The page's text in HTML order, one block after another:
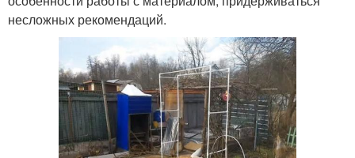
несложных рекомендаций.